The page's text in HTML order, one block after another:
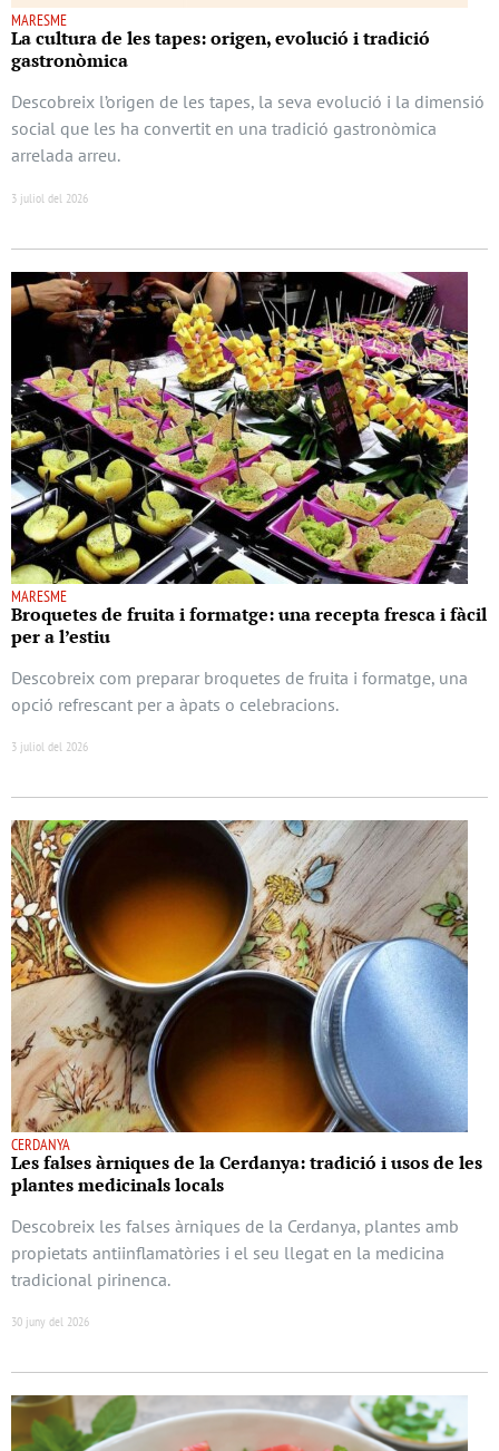
MARESME
La cultura de les tapes: origen, evolució i tradició
gastronòmica
Descobreix l’origen de les tapes, la seva evolució i la dimensió
social que les ha convertit en una tradició gastronòmica
arrelada arreu.
3 juliol del 2026
MARESME
Broquetes de fruita i formatge: una recepta fresca i fàcil
per a l’estiu
Descobreix com preparar broquetes de fruita i formatge, una
opció refrescant per a àpats o celebracions.
3 juliol del 2026
CERDANYA
Les falses àrniques de la Cerdanya: tradició i usos de les
plantes medicinals locals
Descobreix les falses àrniques de la Cerdanya, plantes amb
propietats antiinflamatòries i el seu llegat en la medicina
tradicional pirinenca.
30 juny del 2026